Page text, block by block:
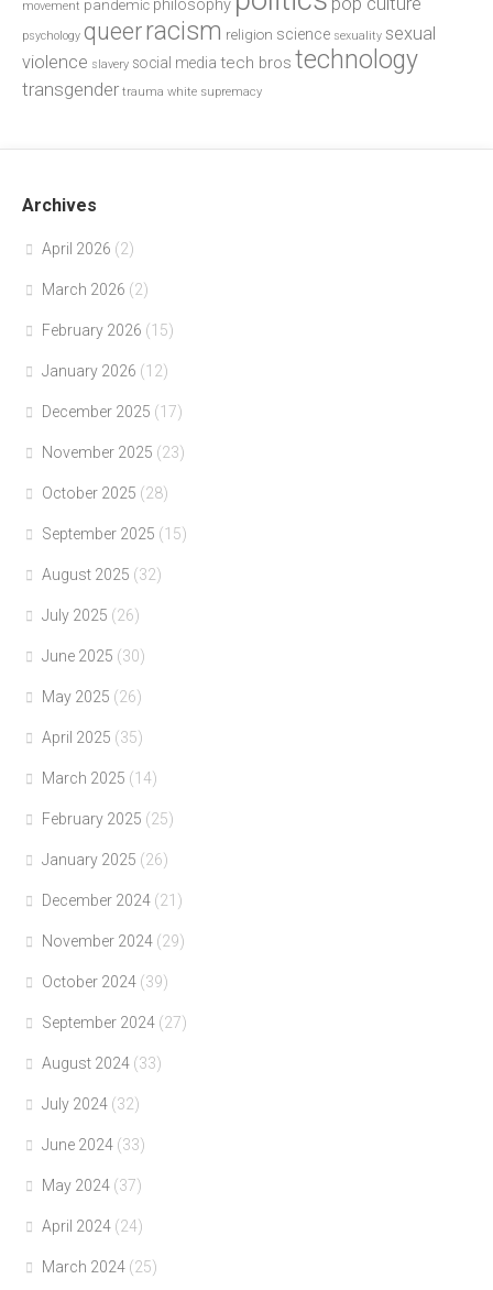
movement pandemic
psychology queerracism religion science sexuality sexual
violence slavery social media tech bros technology
transgender trauma white supremacy
Archives
April 2026 (2)
March 2026 (2)
February 2026 (15)
January 2026 (12)
December 2025 (17)
November 2025 (23)
October 2025 (28)
September 2025 (15)
August 2025 (32)
July 2025 (26)
June 2025 (30)
May 2025 (26)
April 2025 (35)
March 2025 (14)
February 2025 (25)
January 2025 (26)
December 2024 (21)
November 2024 (29)
October 2024 (39)
September 2024 (27)
August 2024 (33)
July 2024 (32)
June 2024 (33)
May 2024 (37)
April 2024 (24)
March 2024 (25)